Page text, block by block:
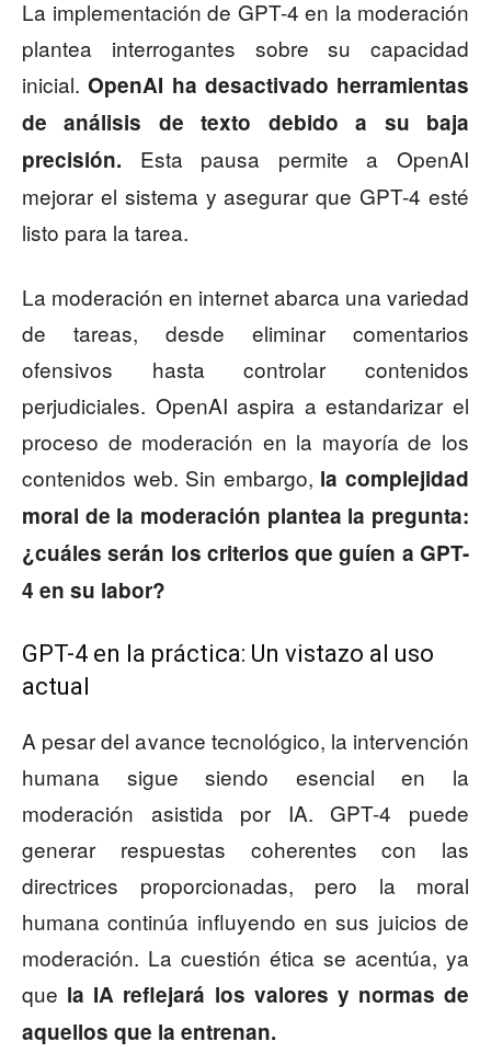
La implementación de GPT-4 en la moderación
plantea interrogantes sobre su capacidad
inicial. OpenAI ha desactivado herramientas
de análisis de texto debido a su baja
precisión. Esta pausa permite a OpenAI
mejorar el sistema y asegurar que GPT-4 esté
listo para la tarea.
La moderación en internet abarca una variedad
de tareas, desde eliminar comentarios
ofensivos hasta controlar contenidos
perjudiciales. OpenAI aspira a estandarizar el
proceso de moderación en la mayoría de los
contenidos web. Sin embargo, la complejidad
moral de la moderación plantea la pregunta:
¿cuáles serán los criterios que guíen a GPT-
4 en su labor?
GPT-4 en la práctica: Un vistazo al uso
actual
A pesar del avance tecnológico, la intervención
humana sigue siendo esencial en la
moderación asistida por IA. GPT-4 puede
generar respuestas coherentes con las
directrices proporcionadas, pero la moral
humana continúa influyendo en sus juicios de
moderación. La cuestión ética se acentúa, ya
que la IA reflejará los valores y normas de
aquellos que la entrenan.